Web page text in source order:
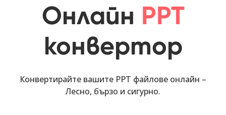
Онлайн PPT
конвертор
Конвертирайте вашите PPT файлове онлайн –
Лесно, бързо и сигурно.